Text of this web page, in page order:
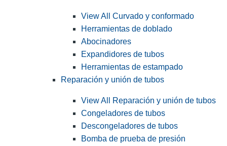
View All Curvado y conformado
Herramientas de doblado
Abocinadores
Expandidores de tubos
Herramientas de estampado
Reparación y unión de tubos
View All Reparación y unión de tubos
Congeladores de tubos
Descongeladores de tubos
Bomba de prueba de presión